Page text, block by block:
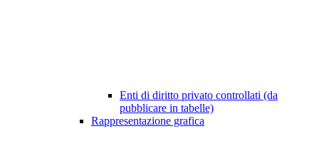
Enti di diritto privato controllati (da
pubblicare in tabelle)
Rappresentazione grafica